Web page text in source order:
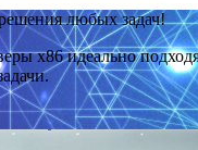
любых задач!
x86 идеально